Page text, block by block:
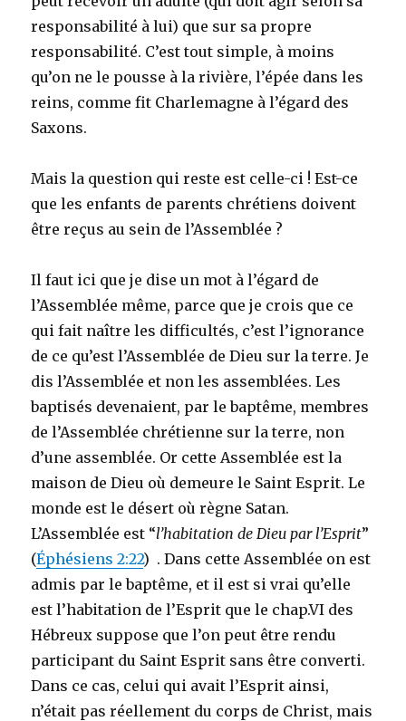
responsabilité à lui) que sur sa propre
responsabilité. C’est tout simple, à moins
qu’on ne le pousse à la rivière, l’épée dans les
reins, comme fit Charlemagne à l’égard des
Saxons.
Mais la question qui reste est celle-ci ! Est-ce
que les enfants de parents chrétiens doivent
être reçus au sein de l’Assemblée ?
Il faut ici que je dise un mot à l’égard de
l’Assemblée même, parce que je crois que ce
qui fait naître les difficultés, c’est l’ignorance
de ce qu’est l’Assemblée de Dieu sur la terre. Je
dis l’Assemblée et non les assemblées. Les
baptisés devenaient, par le baptême, membres
de l’Assemblée chrétienne sur la terre, non
d’une assemblée. Or cette Assemblée est la
maison de Dieu où demeure le Saint Esprit. Le
monde est le désert où règne Satan.
L’Assemblée est “l’habitation de Dieu par l’Esprit”
(Éphésiens 2:22) . Dans cette Assemblée on est
admis par le baptême, et il est si vrai qu’elle
est l’habitation de l’Esprit que le chap.VI des
Hébreux suppose que l’on peut être rendu
participant du Saint Esprit sans être converti.
Dans ce cas, celui qui avait l’Esprit ainsi,
n’était pas réellement du corps de Christ, mais